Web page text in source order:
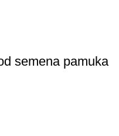
semena pamuka